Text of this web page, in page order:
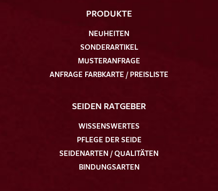
PRODUKTE
NEUHEITEN
SONDERARTIKEL
MUSTERANFRAGE
ANFRAGE FARBKARTE / PREISLISTE
SEIDEN RATGEBER
WISSENSWERTES
PFLEGE DER SEIDE
SEIDENARTEN / QUALITÄTEN
BINDUNGSARTEN